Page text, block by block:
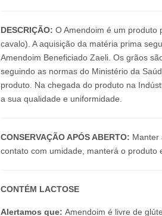
DESCRIÇÃO: O Amendoim é um produto
cavalo). A aquisição da matéria prima
Amendoim Beneficiado Zaeli. Os grãos
seguindo as normas do Ministério da
produto. Na chegada do produto na
a sua qualidade e uniformidade.
CONSERVAÇÃO APÓS ABERTO: Manter
contato com umidade, manterá o produto
CONTÉM LACTOSE
Alertamos que: Amendoim é livre de